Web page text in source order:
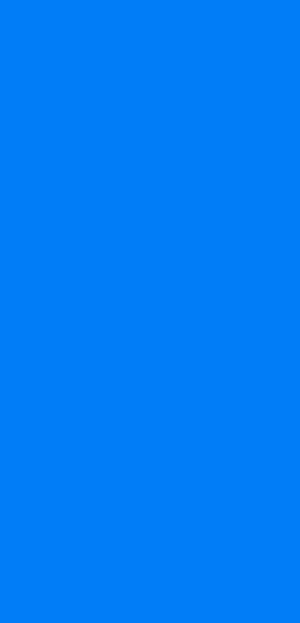
Спящая роща
Лес Будакеси
Будайская
Роща
Земля
Холм роз
Прекрасная
Красивый
Красивая
XI район
Будапешта,